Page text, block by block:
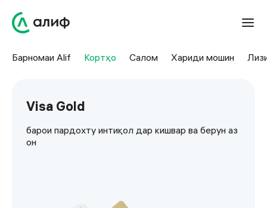
Барномаи Alif Кортҳо Салом Хариди мошин
Visa Gold
барои пардохту интиқол дар кишвар ва берун аз
он